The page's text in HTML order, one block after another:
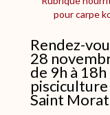
pour carpe
Rendez-
28
de 9h à 18h
pisciculture
Saint Morat